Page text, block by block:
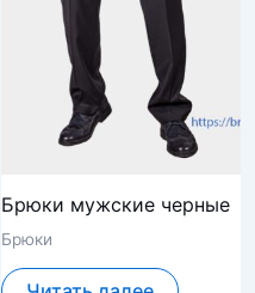
Брюки мужские черные
Брюки